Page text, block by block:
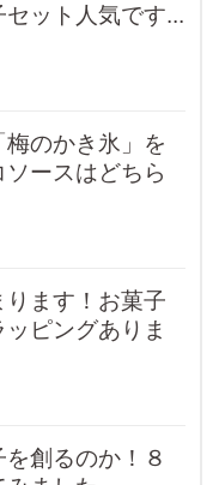
セット人気です...
のかき氷」を
ースはどちら
ます！お菓子
ピングありま
創るのか！８